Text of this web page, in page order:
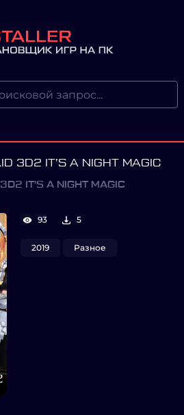
3D2 IT’S A NIGHT MAGIC
IT'S A NIGHT MAGIC
93 5
2019 Разное